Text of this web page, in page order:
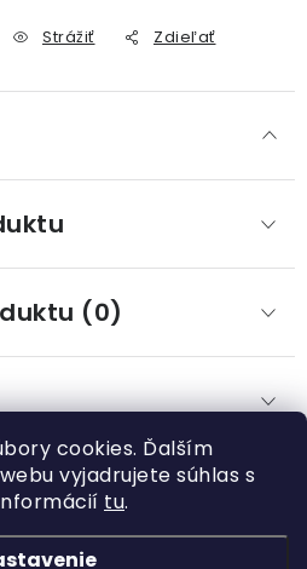
cookies. Ďalším
vyjadrujete súhlas s
tu.
Strážiť Zdieľať
(0)